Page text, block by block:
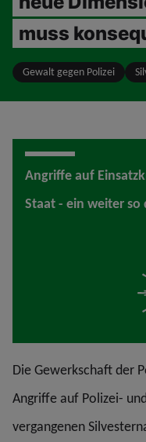
muss
Gewalt gegen Polizei
Angriffe auf
Staat - ein weiter
Die Gewerkschaft der
Angriffe auf Polizei-
vergangenen